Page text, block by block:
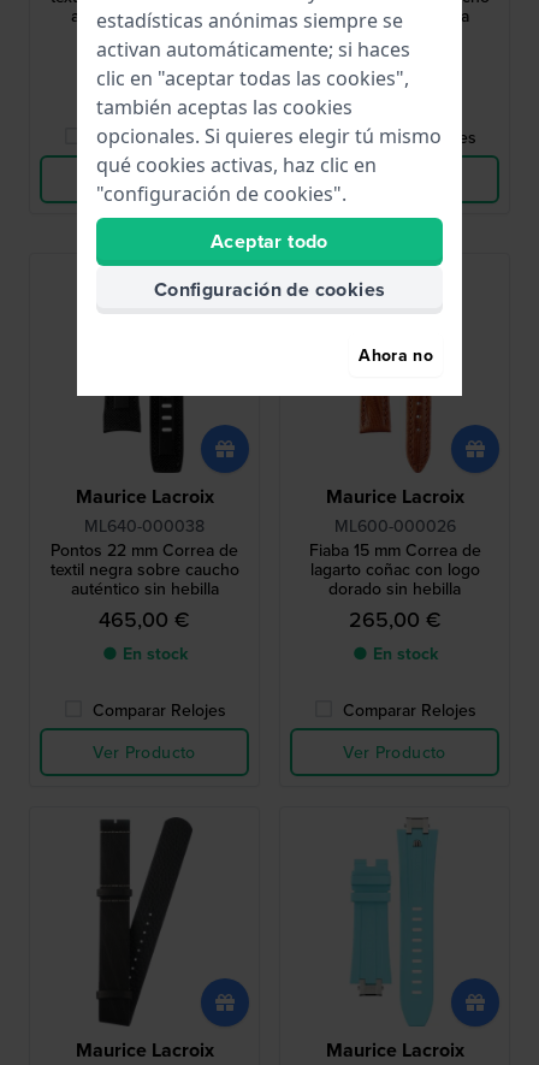
auténtico sin hebilla
465,00 €
● En stock
Comparar Relojes
Ver Producto
auténtico sin hebilla
465,00 €
● En stock
Comparar Relojes
Ver Producto
Maurice Lacroix
ML640-000038
Pontos 22 mm Correa de
textil negra sobre caucho
auténtico sin hebilla
465,00 €
● En stock
Comparar Relojes
Ver Producto
Maurice Lacroix
ML600-000026
Fiaba 15 mm Correa de
lagarto coñac con logo
dorado sin hebilla
265,00 €
● En stock
Comparar Relojes
Ver Producto
Maurice Lacroix Maurice Lacroix
estadísticas anónimas siempre se
activan automáticamente; si haces
clic en "aceptar todas las cookies",
también aceptas las cookies
opcionales. Si quieres elegir tú mismo
qué cookies activas, haz clic en
"configuración de cookies".
Aceptar todo
Configuración de cookies
Ahora no